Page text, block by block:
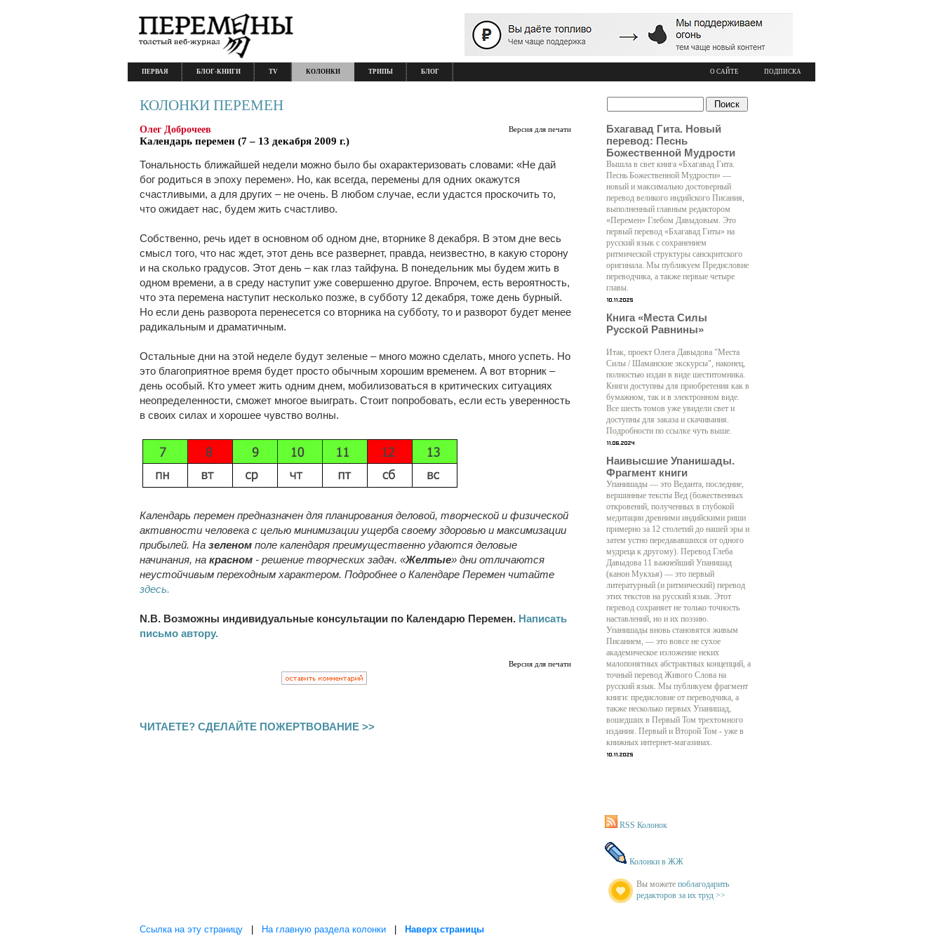
О САЙТЕ ПОДПИСКА
ПЕРВАЯ БЛОГ-КНИГИ TV КОЛОНКИ ТРИПЫ БЛОГ
КОЛОНКИ ПЕРЕМЕН
Олег Доброчеев Версия для печати
Календарь перемен (7 – 13 декабря 2009 г.)
Тональность ближайшей недели можно было бы охарактеризовать словами: «Не дай
бог родиться в эпоху перемен». Но, как всегда, перемены для одних окажутся
счастливыми, а для других – не очень. В любом случае, если удастся проскочить то,
что ожидает нас, будем жить счастливо.
Собственно, речь идет в основном об одном дне, вторнике 8 декабря. В этом дне весь
смысл того, что нас ждет, этот день все развернет, правда, неизвестно, в какую сторону
и на сколько градусов. Этот день – как глаз тайфуна. В понедельник мы будем жить в
одном времени, а в среду наступит уже совершенно другое. Впрочем, есть вероятность,
что эта перемена наступит несколько позже, в субботу 12 декабря, тоже день бурный.
Но если день разворота перенесется со вторника на субботу, то и разворот будет менее
радикальным и драматичным.
Остальные дни на этой неделе будут зеленые – много можно сделать, много успеть. Но
это благоприятное время будет просто обычным хорошим временем. А вот вторник –
день особый. Кто умеет жить одним днем, мобилизоваться в критических ситуациях
неопределенности, сможет многое выиграть. Стоит попробовать, если есть уверенность
в своих силах и хорошее чувство волны.
Календарь перемен предназначен для планирования деловой, творческой и физической
активности человека с целью минимизации ущерба своему здоровью и максимизации
прибылей. На зеленом поле календаря преимущественно удаются деловые
начинания, на красном - решение творческих задач. «Желтые» дни отличаются
неустойчивым переходным характером. Подробнее о Календаре Перемен читайте
здесь.
N.B. Возможны индивидуальные консультации по Календарю Перемен. Написать
письмо автору.
Версия для печати
ЧИТАЕТЕ? СДЕЛАЙТЕ ПОЖЕРТВОВАНИЕ >>
Ссылка на эту страницу На главную раздела колонки Наверх страницы
Бхагавад Гита. Новый
перевод: Песнь
Божественной Мудрости
Вышла в свет книга «Бхагавад Гита.
Песнь Божественной Мудрости» —
новый и максимально достоверный
перевод великого индийского Писания,
выполненный главным редактором
«Перемен» Глебом Давыдовым. Это
первый перевод «Бхагавад Гиты» на
русский язык с сохранением
ритмической структуры санскритского
оригинала. Мы публикуем Предисловие
переводчика, а также первые четыре
главы.
Книга «Места Силы
Русской Равнины»
Итак, проект Олега Давыдова "Места
Силы / Шаманские экскурсы", наконец,
полностью издан в виде шеститомника.
Книги доступны для приобретения как в
бумажном, так и в электронном виде.
Все шесть томов уже увидели свет и
доступны для заказа и скачивания.
Подробности по ссылке чуть выше.
Наивысшие Упанишады.
Фрагмент книги
Упанишады — это Веданта, последние,
вершинные тексты Вед (божественных
откровений, полученных в глубокой
медитации древними индийскими риши
примерно за 12 столетий до нашей эры и
затем устно передававшихся от одного
мудреца к другому). Перевод Глеба
Давыдова 11 важнейший Упанишад
(канон Мукхья) — это первый
литературный (и ритмический) перевод
этих текстов на русский язык. Этот
перевод сохраняет не только точность
наставлений, но и их поэзию.
Упанишады вновь становятся живым
Писанием, — это вовсе не сухое
академическое изложение неких
малопонятных абстрактных концепций, а
точный перевод Живого Слова на
русский язык. Мы публикуем фрагмент
книги: предисловие от переводчика, а
также несколько первых Упанишад,
вошедших в Первый Том трехтомного
издания. Первый и Второй Том - уже в
книжных интернет-магазинах.
RSS Колонок
Колонки в ЖЖ
Вы можете поблагодарить
редакторов за их труд >>